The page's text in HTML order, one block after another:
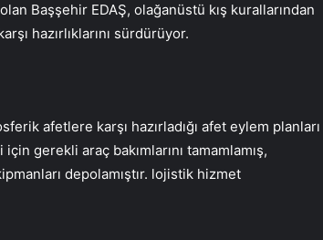
Başşehir EDAŞ, olağanüstü kış kurallarından
hazırlıklarını sürdürüyor.
afetlere karşı hazırladığı afet eylem planları
gerekli araç bakımlarını tamamlamış,
depolamıştır. lojistik hizmet